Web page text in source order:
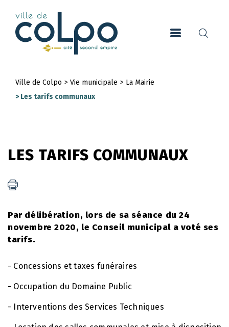
contenu
Fil
Ville de Colpo > Vie municipale > La Mairie
> Les tarifs communaux
LES TARIFS COMMUNAUX
Par délibération, lors de sa séance du 24
novembre 2020, le Conseil municipal a voté ses
tarifs.
- Concessions et taxes funéraires
- Occupation du Domaine Public
- Interventions des Services Techniques